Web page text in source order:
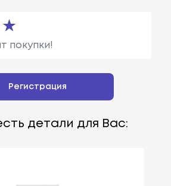
покупки!
Регистрация
детали для Вас: